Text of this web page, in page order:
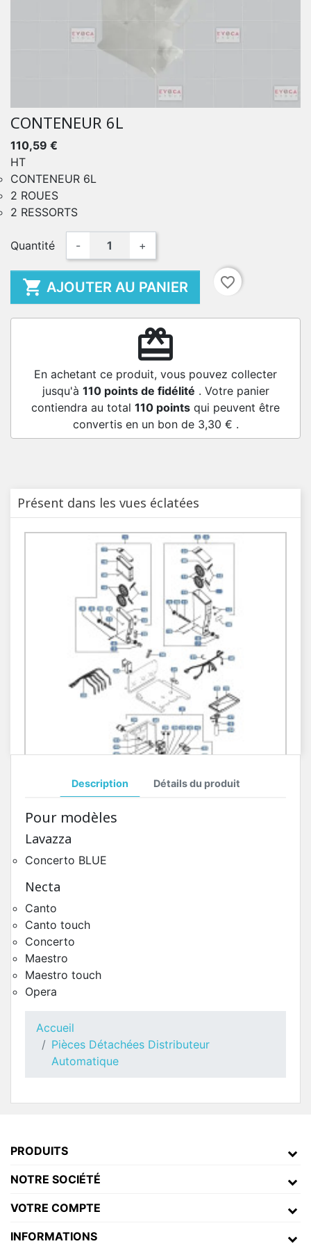
CONTENEUR 6L
110,59 €
HT
CONTENEUR 6L
2 ROUES
2 RESSORTS
Quantité - +
 AJOUTER AU PANIER favorite_border
redeem
En achetant ce produit, vous pouvez collecter
jusqu'à 110points de fidélité . Votre panier
contiendra au total 110 points qui peuvent être
convertis en un bon de 3,30 € .
Présent dans les vues éclatées
Pièces Détachées Distributeur Automatique
Description Détails du produit
Pour modèles
Lavazza
Concerto BLUE
Necta
Canto
Canto touch
Concerto
Maestro
Maestro touch
Opera
Accueil
Pièces Détachées Distributeur
Automatique
PRODUITS
NOTRE SOCIÉTÉ
VOTRE COMPTE
INFORMATIONS